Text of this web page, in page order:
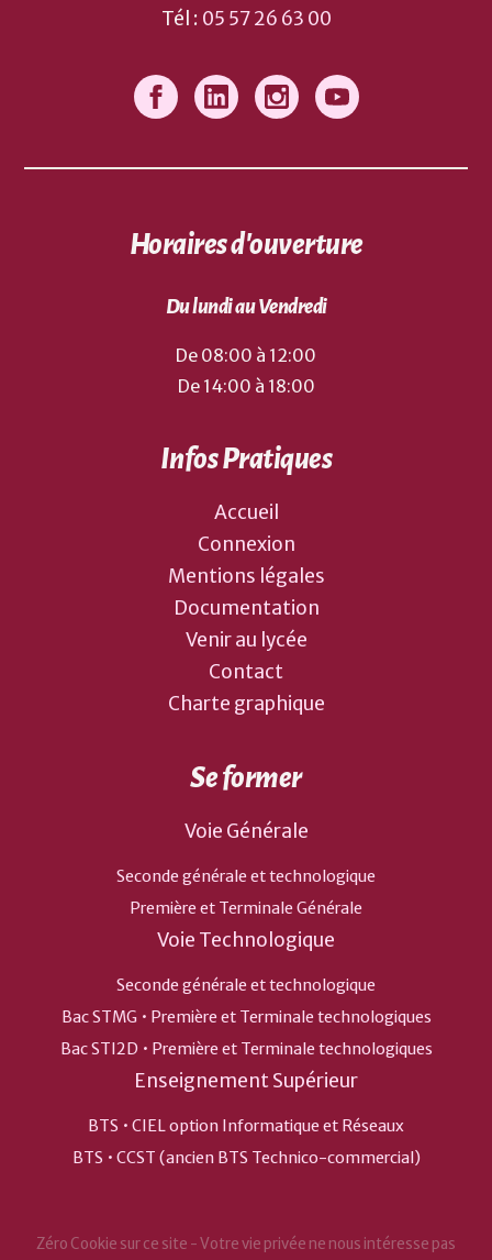
Tél : 05 57 26 63 00
Horaires d'ouverture
Du lundi au Vendredi
De 08:00 à 12:00
De 14:00 à 18:00
Infos Pratiques
Accueil
Connexion
Mentions légales
Documentation
Venir au lycée
Contact
Charte graphique
Se former
Voie Générale
Seconde générale et technologique
Première et Terminale Générale
Voie Technologique
Seconde générale et technologique
Bac STMG • Première et Terminale technologiques
Bac STI2D • Première et Terminale technologiques
Enseignement Supérieur
BTS • CIEL option Informatique et Réseaux
BTS • CCST (ancien BTS Technico-commercial)
Zéro Cookie sur ce site - Votre vie privée ne nous intéresse pas